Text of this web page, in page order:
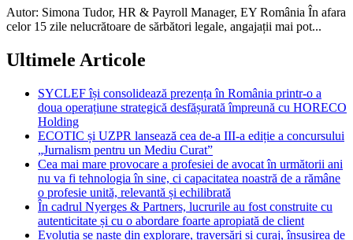
Autor: Simona Tudor, HR & Payroll Manager, EY România În afara
celor 15 zile nelucrătoare de sărbători legale, angajații mai pot...
Ultimele Articole
SYCLEF își consolidează prezența în România printr-o a
doua operațiune strategică desfășurată împreună cu HORECO
Holding
ECOTIC și UZPR lansează cea de-a III-a ediție a concursului
„Jurnalism pentru un Mediu Curat”
Cea mai mare provocare a profesiei de avocat în următorii ani
nu va fi tehnologia în sine, ci capacitatea noastră de a rămâne
o profesie unită, relevantă și echilibrată
În cadrul Nyerges & Partners, lucrurile au fost construite cu
autenticitate și cu o abordare foarte apropiată de client
Evoluția se naște din explorare, traversări și curaj, însușirea de